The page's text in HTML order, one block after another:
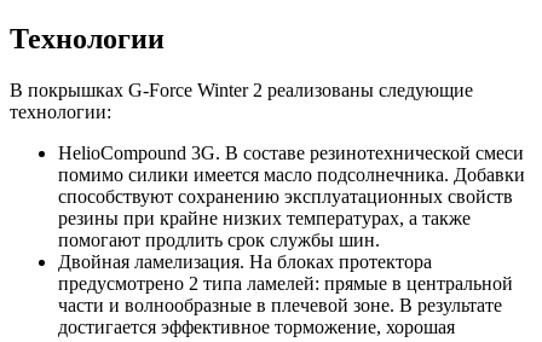
Технологии
В покрышках G-Force Winter 2 реализованы следующие
технологии:
HelioCompound 3G. В составе резинотехнической смеси
помимо силики имеется масло подсолнечника. Добавки
способствуют сохранению эксплуатационных свойств
резины при крайне низких температурах, а также
помогают продлить срок службы шин.
Двойная ламелизация. На блоках протектора
предусмотрено 2 типа ламелей: прямые в центральной
части и волнообразные в плечевой зоне. В результате
достигается эффективное торможение, хорошая